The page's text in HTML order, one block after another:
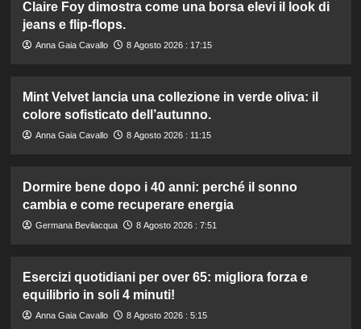
Claire Foy dimostra come una borsa elevi il look di
jeans e flip-flops.
Anna Gaia Cavallo 8 Agosto 2026 : 17:15
Mint Velvet lancia una collezione in verde oliva: il
colore sofisticato dell’autunno.
Anna Gaia Cavallo 8 Agosto 2026 : 11:15
Dormire bene dopo i 40 anni: perché il sonno
cambia e come recuperare energia
Germana Bevilacqua 8 Agosto 2026 : 7:51
Esercizi quotidiani per over 65: migliora forza e
equilibrio in soli 4 minuti!
Anna Gaia Cavallo 8 Agosto 2026 : 5:15